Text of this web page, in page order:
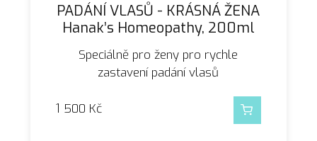
PADÁNÍ VLASŮ - KRÁSNÁ ŽENA
Hanak’s Homeopathy, 200ml
Speciálně pro ženy pro rychle
zastavení padání vlasů
1 500 Kč